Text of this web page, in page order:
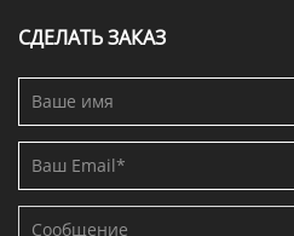
СДЕЛАТЬ ЗАКАЗ